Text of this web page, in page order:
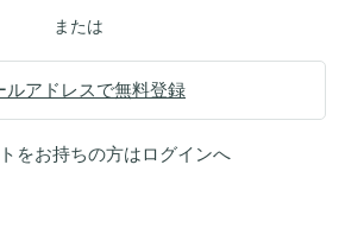
または
ルアドレスで無料登録
をお持ちの方はログインへ